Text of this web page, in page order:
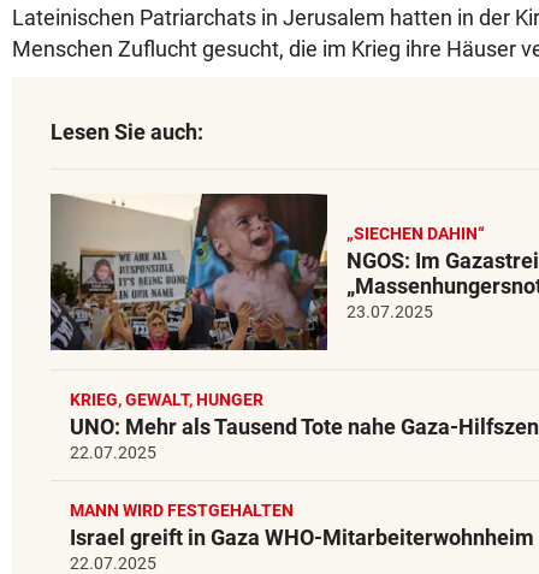
Lateinischen Patriarchats in Jerusalem hatten in der
Menschen Zuflucht gesucht, die im Krieg ihre Häuser
Lesen Sie auch:
„SIECHEN DAHIN“
NGOS: Im
23.07.2025
KRIEG, GEWALT, HUNGER
UNO: Mehr als Tausend Tote nahe Gaza-
22.07.2025
MANN WIRD FESTGEHALTEN
Israel greift in Gaza WHO-Mitarbeiterwohnheim
22.07.2025